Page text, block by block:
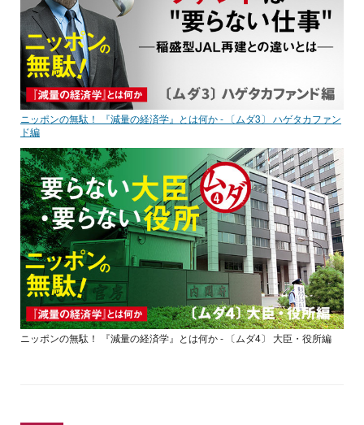
ニッポンの無駄！ 『減量の経済学』とは何か - 〔ムダ3〕 ハゲタカファン
ド編
ニッポンの無駄！ 『減量の経済学』とは何か - 〔ムダ4〕 大臣・役所編